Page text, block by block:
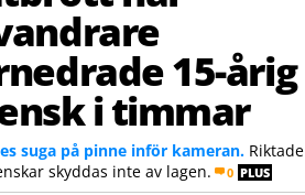
15-årig
i timmar
suga på pinne inför kameran. Riktade
skyddas inte av lagen.
0 PLUS